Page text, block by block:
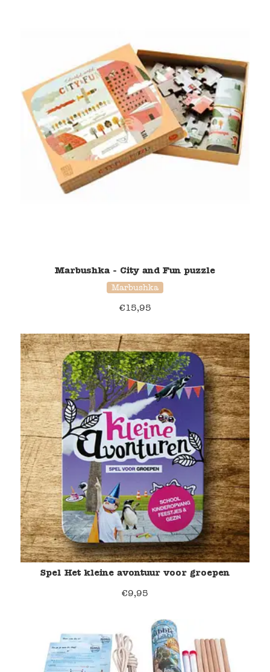
Marbushka - City and Fun puzzle
Marbushka
€15,95
Spel Het kleine avontuur voor groepen
€9,95